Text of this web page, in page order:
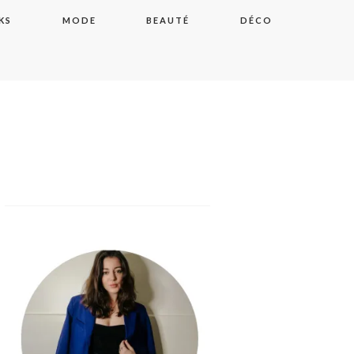
MODE BEAUTÉ DÉCO